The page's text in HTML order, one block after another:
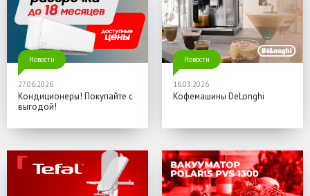
Новости
27.06.2026
Кондиционеры! Покупайте с
выгодой!
Новости
16.03.2026
Кофемашины DeLonghi